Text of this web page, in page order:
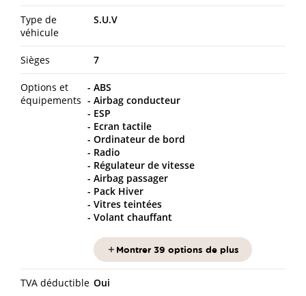
Type de
véhicule
S.U.V
Sièges 7
Options et
équipements
ABS
Airbag conducteur
ESP
Ecran tactile
Ordinateur de bord
Radio
Régulateur de vitesse
Airbag passager
Pack Hiver
Vitres teintées
Volant chauffant
Montrer 39 options de plus
TVA déductible Oui